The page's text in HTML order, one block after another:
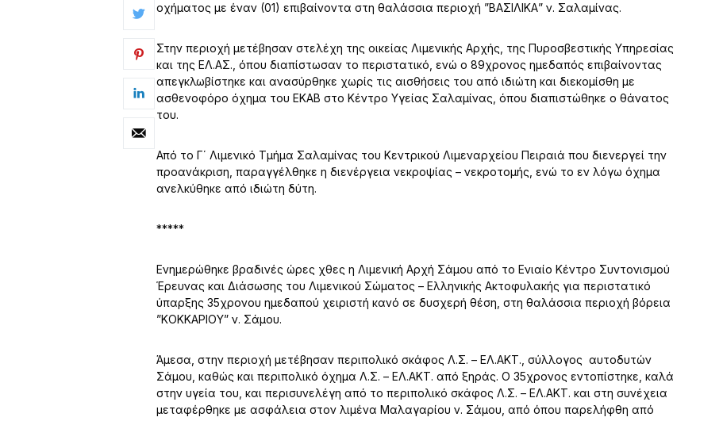
οχήματος με έναν (01) επιβαίνοντα στη θαλάσσια περιοχή ”ΒΑΣΙΛΙΚΑ” ν. Σαλαμίνας.
Στην περιοχή μετέβησαν στελέχη της οικείας Λιμενικής Αρχής, της Πυροσβεστικής Υπηρεσίας
και της ΕΛ.ΑΣ., όπου διαπίστωσαν το περιστατικό, ενώ ο 89χρονος ημεδαπός επιβαίνοντας
απεγκλωβίστηκε και ανασύρθηκε χωρίς τις αισθήσεις του από ιδιώτη και διεκομίσθη με
ασθενοφόρο όχημα του ΕΚΑΒ στο Κέντρο Υγείας Σαλαμίνας, όπου διαπιστώθηκε ο θάνατος
του.
Από το Γ΄ Λιμενικό Τμήμα Σαλαμίνας του Κεντρικού Λιμεναρχείου Πειραιά που διενεργεί την
προανάκριση, παραγγέλθηκε η διενέργεια νεκροψίας – νεκροτομής, ενώ το εν λόγω όχημα
ανελκύθηκε από ιδιώτη δύτη.
*****
Ενημερώθηκε βραδινές ώρες χθες η Λιμενική Αρχή Σάμου από το Ενιαίο Κέντρο Συντονισμού
Έρευνας και Διάσωσης του Λιμενικού Σώματος – Ελληνικής Ακτοφυλακής για περιστατικό
ύπαρξης 35χρονου ημεδαπού χειριστή κανό σε δυσχερή θέση, στη θαλάσσια περιοχή βόρεια
”ΚΟΚΚΑΡΙΟΥ” ν. Σάμου.
Άμεσα, στην περιοχή μετέβησαν περιπολικό σκάφος Λ.Σ. – ΕΛ.ΑΚΤ., σύλλογος αυτοδυτών
Σάμου, καθώς και περιπολικό όχημα Λ.Σ. – ΕΛ.ΑΚΤ. από ξηράς. Ο 35χρονος εντοπίστηκε, καλά
στην υγεία του, και περισυνελέγη από το περιπολικό σκάφος Λ.Σ. – ΕΛ.ΑΚΤ. και στη συνέχεια
μεταφέρθηκε με ασφάλεια στον λιμένα Μαλαγαρίου ν. Σάμου, από όπου παρελήφθη από